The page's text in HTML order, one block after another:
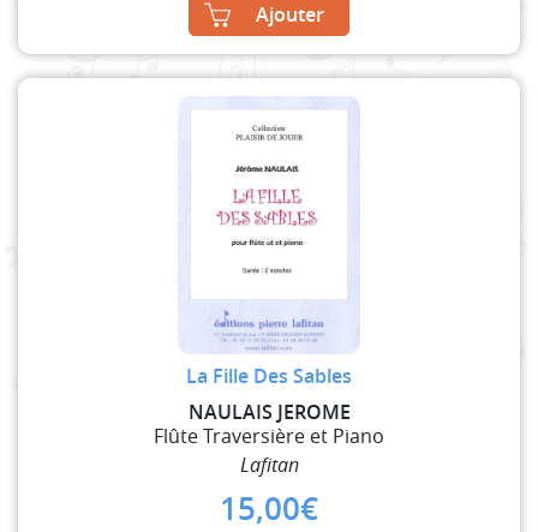
Ajouter
La Fille Des Sables
NAULAIS JEROME
Flûte Traversière et Piano
Lafitan
15,00€